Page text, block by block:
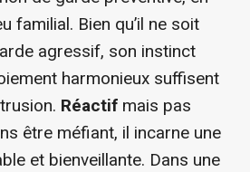
familial. Bien qu’il ne soit
agressif, son instinct
harmonieux suffisent
Réactif mais pas
être méfiant, il incarne une
et bienveillante. Dans une